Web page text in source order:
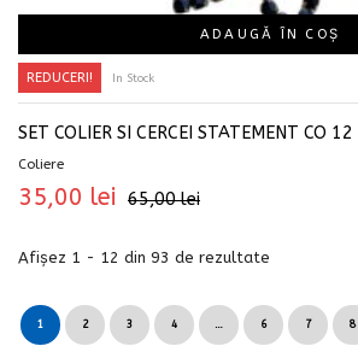
ADAUGĂ ÎN COȘ
REDUCERI! In Stock
SET COLIER SI CERCEI STATEMENT CO 12
Coliere
65,00lei
35,00 lei
Afișez 1 - 12 din 93 de rezultate
1 2 3 4 … 6 7 8